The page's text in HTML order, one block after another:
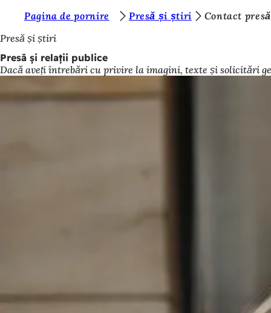
Salt la conținut
u
n
t
e
Pagina de pornire Presă și știri
Contact
Presă și știri
Presă și relații publice
Dacă aveți întrebări cu privire la imagini, texte și solicitări